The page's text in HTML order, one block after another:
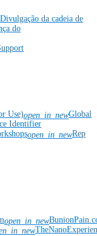
Divulgação da cadeia de
do
Use)open_in_newGlobal
Identifier
open_in_newRep
open_in_new